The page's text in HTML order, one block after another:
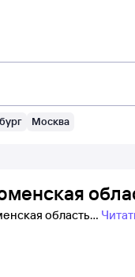
Москва
область